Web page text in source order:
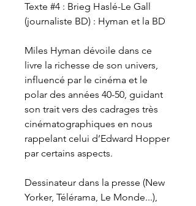
Texte #4 : Brieg Haslé-Le Gall
(journaliste BD) : Hyman et la BD
Miles Hyman dévoile dans ce
livre la richesse de son univers,
influencé par le cinéma et le
polar des années 40-50, guidant
son trait vers des cadrages très
cinématographiques en nous
rappelant celui d’Edward Hopper
par certains aspects.
Dessinateur dans la presse (New
Yorker, Télérama, Le Monde...),